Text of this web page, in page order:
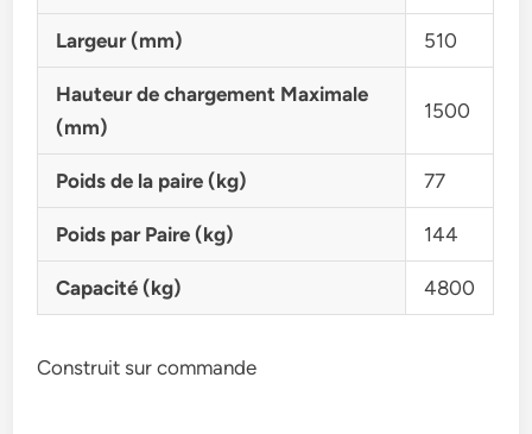
Largeur (mm) 510
Hauteur de chargement Maximale
(mm)
1500
Poids de la paire (kg) 77
Poids par Paire (kg) 144
Capacité (kg) 4800
Construit sur commande